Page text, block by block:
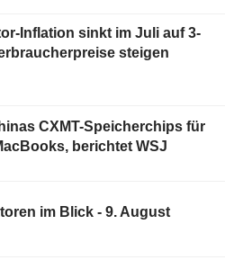
Inflation sinkt im Juli auf 3-
steigen
CXMT-Speicherchips für
berichtet WSJ
im Blick - 9. August